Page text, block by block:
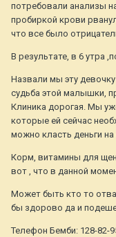
потребовали анализы
пробиркой крови
что все было
В результате, в 6 утра
Назвали мы эту
судьба этой малышки,
Клиника дорогая. Мы
которые ей сейчас
можно класть деньги
Корм, витамины для
вот , что в данной
Может быть кто то
бы здорово да и
Телефон Бемби: 128-82-